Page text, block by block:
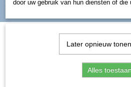
Inloggen Registreren
door uw gebruik van hun diensten of die
Later opnieuw tonen
Alles toestaan